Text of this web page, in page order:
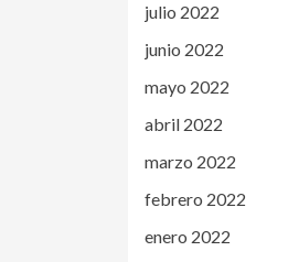
julio 2022
junio 2022
mayo 2022
abril 2022
marzo 2022
febrero 2022
enero 2022